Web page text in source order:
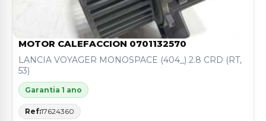
MOTOR CALEFACCION 0701132570
LANCIA VOYAGER MONOSPACE (404_) 2.8 CRD (RT,
53)
Garantia 1 ano
Ref:17624360